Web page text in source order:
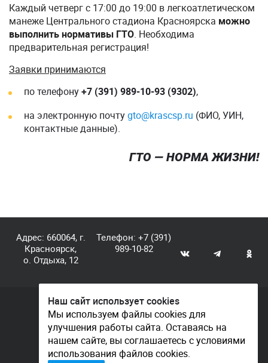
Каждый четверг с 17:00 до 19:00 в легкоатлетическом
манеже Центрального стадиона Красноярска можно
выполнить нормативы ГТО. Необходима
предварительная регистрация!
Заявки принимаются
по телефону+7 (391) 989-10-93 (9302),
на электронную почтуgto@krascsp.ru (ФИО, УИН,
контактные данные).
ГТО — НОРМА ЖИЗНИ!
Адрес: 660064, г.
Красноярск,
о. Отдыха, 12
Телефон:+7 (391)
989-10-82
© КГАУ «Центр спортивной подготовки», 2026
Документы
Политика конфиденциальности
Контакты
Наш сайт использует cookies
Мы используем файлы cookies для
улучшения работы сайта. Оставаясь на
нашем сайте, вы соглашаетесь с условиями
использования файлов cookies.